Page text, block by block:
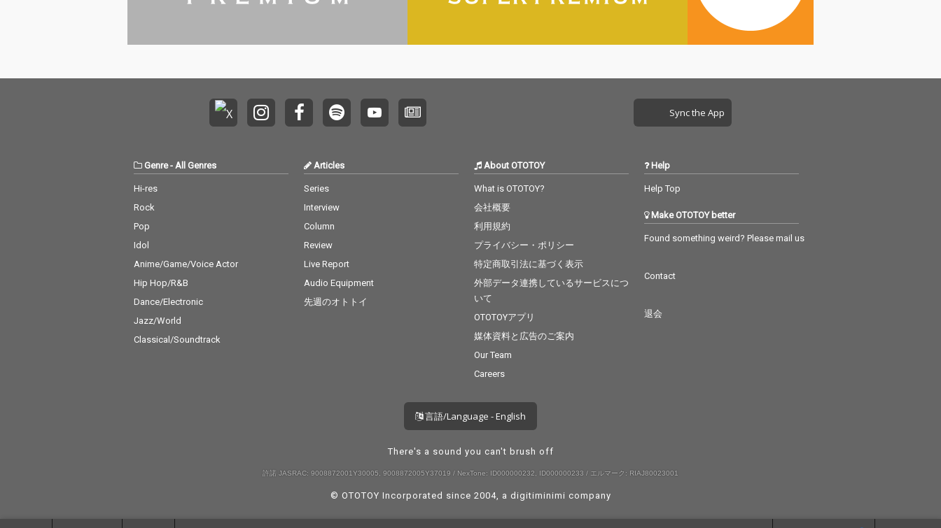
Sync the App
Genre- All Genres
Hi-res
Rock
Pop
Idol
Anime/Game/Voice Actor
Hip Hop/R&B
Dance/Electronic
Jazz/World
Classical/Soundtrack
Articles
Series
Interview
Column
Review
Live Report
Audio Equipment
先週のオトトイ
About OTOTOY
What is OTOTOY?
会社概要
利用規約
プライバシー・ポリシー
特定商取引法に基づく表示
外部データ連携しているサービスにつ
いて
OTOTOYアプリ
媒体資料と広告のご案内
Our Team
Careers
Help
Help Top
Make OTOTOY better
Found something weird? Please mail us
Contact
退会
言語/Language - English
There's a sound you can't brush off
許諾 JASRAC: 9008872001Y30005, 9008872005Y37019 / NexTone: ID000000232, ID000000233 / エルマーク: RIAJ80023001
© OTOTOY Incorporated since 2004, a digitiminimi company